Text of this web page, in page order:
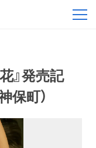
』発売記
町）